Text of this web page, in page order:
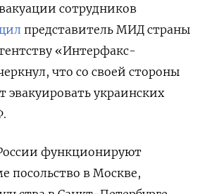
сотрудников
представитель МИД страны
«Интерфакс-
что со своей стороны
эвакуировать украинских
функционируют
посольство в Москве,